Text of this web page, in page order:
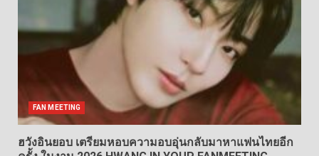
FAN MEETING
ฮวังอินยอบ เตรียมหอบความอบอุ่นกลับมาหาแฟนไทยอีก